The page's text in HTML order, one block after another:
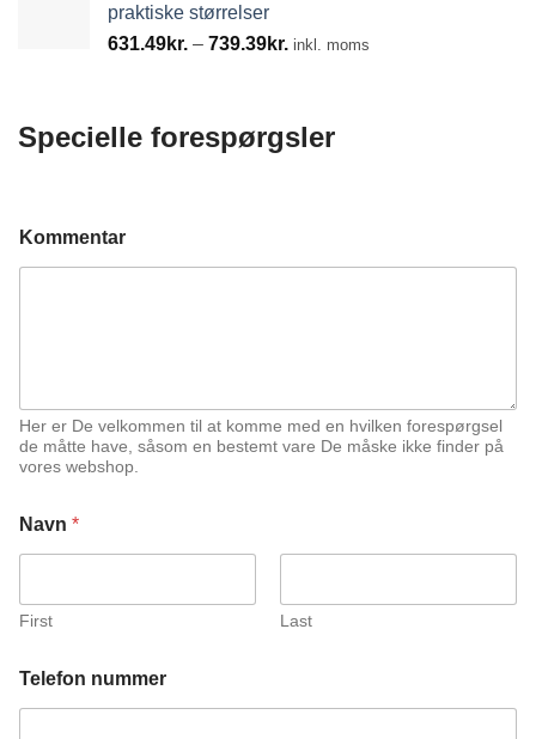
praktiske størrelser
631.49kr. – 739.39kr. Prisinterval:
inkl. moms
Specielle forespørgsler
Kommentar
Her er De velkommen til at komme med en hvilken forespørgsel
de måtte have, såsom en bestemt vare De måske ikke finder på
vores webshop.
Navn *
First Last
u
m
Telefon nummer